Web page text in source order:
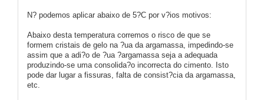
N? podemos aplicar abaixo de 5?C por v?ios motivos:
Abaixo desta temperatura corremos o risco de que se
formem cristais de gelo na ?ua da argamassa, impedindo-se
assim que a adi?o de ?ua ?argamassa seja a adequada
produzindo-se uma consolida?o incorrecta do cimento. Isto
pode dar lugar a fissuras, falta de consist?cia da argamassa,
etc.